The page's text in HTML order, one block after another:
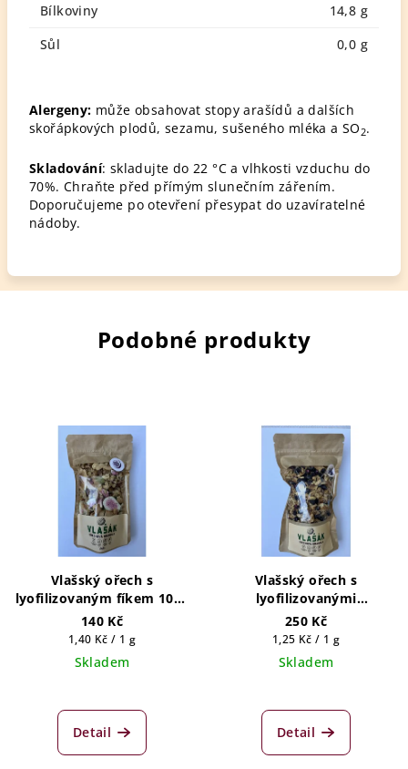
Bílkoviny
14,8 g
Sůl
0,0 g
Alergeny: může obsahovat stopy arašídů a dalších
skořápkových plodů, sezamu, sušeného mléka a SO 2.
Skladování: skladujte do 22 °C a vlhkosti vzduchu do
70%. Chraňte před přímým slunečním zářením.
Doporučujeme po otevření přesypat do uzavíratelné
nádoby.
Podobné produkty
Vlašský ořech s
lyofilizovaným fíkem 100g
(5 porcí)
140 Kč
Měrná
cena:
1,40 Kč / 1 g
Skladem
Detail
Vlašský ořech s
lyofilizovanými
borůvkami 200g (10 porcí)
250 Kč
Měrná
cena:
1,25 Kč / 1 g
Skladem
Detail